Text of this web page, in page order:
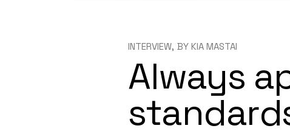
INTERVIEW BY KIA MASTAI
Always